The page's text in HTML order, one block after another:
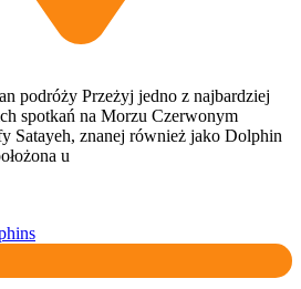
podróży Przeżyj jedno z najbardziej
spotkań na Morzu Czerwonym
Satayeh, znanej również jako Dolphin
u